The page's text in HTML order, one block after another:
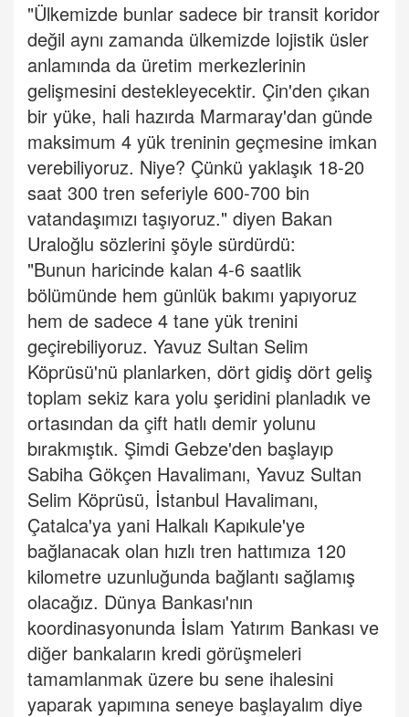
"Ülkemizde bunlar sadece bir transit koridor
değil aynı zamanda ülkemizde lojistik üsler
anlamında da üretim merkezlerinin
gelişmesini destekleyecektir. Çin'den çıkan
bir yüke, hali hazırda Marmaray'dan günde
maksimum 4 yük treninin geçmesine imkan
verebiliyoruz. Niye? Çünkü yaklaşık 18-20
saat 300 tren seferiyle 600-700 bin
vatandaşımızı taşıyoruz." diyen Bakan
Uraloğlu sözlerini şöyle sürdürdü:
"Bunun haricinde kalan 4-6 saatlik
bölümünde hem günlük bakımı yapıyoruz
hem de sadece 4 tane yük trenini
geçirebiliyoruz. Yavuz Sultan Selim
Köprüsü'nü planlarken, dört gidiş dört geliş
toplam sekiz kara yolu şeridini planladık ve
ortasından da çift hatlı demir yolunu
bırakmıştık. Şimdi Gebze'den başlayıp
Sabiha Gökçen Havalimanı, Yavuz Sultan
Selim Köprüsü, İstanbul Havalimanı,
Çatalca'ya yani Halkalı Kapıkule'ye
bağlanacak olan hızlı tren hattımıza 120
kilometre uzunluğunda bağlantı sağlamış
olacağız. Dünya Bankası'nın
koordinasyonunda İslam Yatırım Bankası ve
diğer bankaların kredi görüşmeleri
tamamlanmak üzere bu sene ihalesini
yaparak yapımına seneye başlayalım diye